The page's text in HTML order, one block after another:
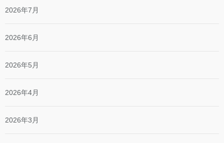
2026年7月
2026年6月
2026年5月
2026年4月
2026年3月